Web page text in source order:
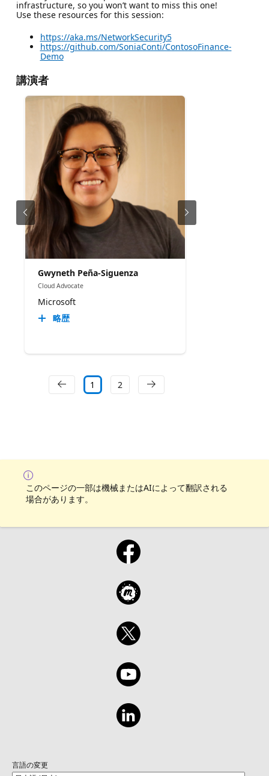
infrastructure, so you won’t want to miss this one!
Use these resources for this session:
https://aka.ms/NetworkSecurity5
https://github.com/SoniaConti/ContosoFinance-
Demo
講演者
Gwyneth Peña-Siguenza
Cloud Advocate
Microsoft
略歴
1 2
このページの一部は機械またはAIによって翻訳される
場合があります。
言語の変更